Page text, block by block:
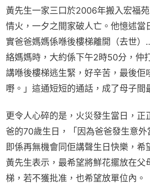
黃先生一家三口於2006年搬入宏福
情火，一夕之間家破人亡。他憶述當
實爸爸媽媽係喺後樓梯離開（去世
絡媽媽時，大約係下午2時50分，仲
講喺後樓梯逃生緊，好辛苦，最後佢
嘢。」這通短短的通話，成了母子間
更令人心碎的是，火災發生當日，正
爸的70歲生日，「因為爸爸發生意外
即係再無機會同佢講聲生日快樂，希
黃先生表示，最希望將鮮花擺放在父
梯，若不獲批准，也希望放單位內。